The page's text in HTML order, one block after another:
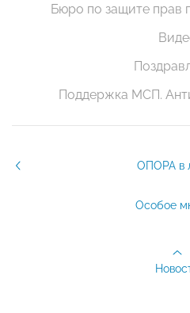
Бюро по защите прав
Поддержка МСП.
ОПОРА в
Особое